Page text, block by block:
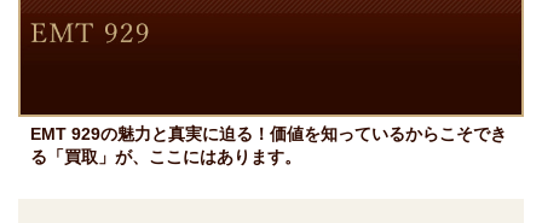
EMT 929の魅力と真実に迫る！価値を知っているからこそでき
る「買取」が、ここにはあります。